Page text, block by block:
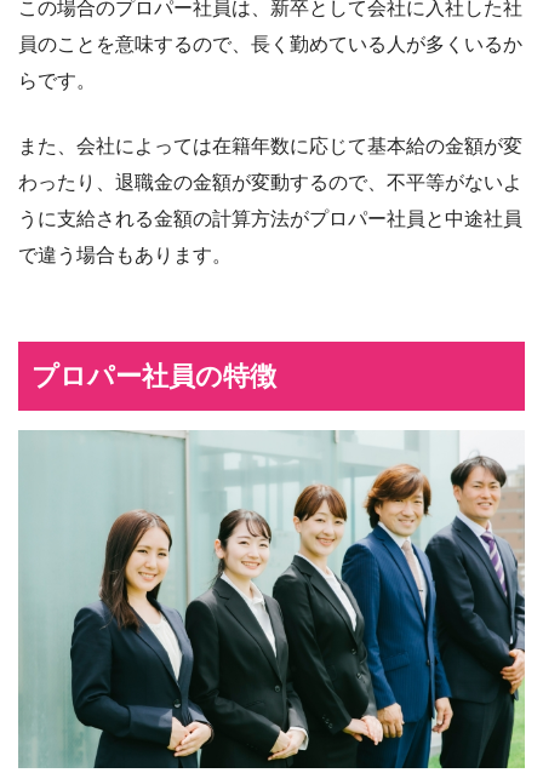
この場合のプロパー社員は、新卒として会社に入社した社
員のことを意味するので、長く勤めている人が多くいるか
らです。
また、会社によっては在籍年数に応じて基本給の金額が変
わったり、退職金の金額が変動するので、不平等がないよ
うに支給される金額の計算方法がプロパー社員と中途社員
で違う場合もあります。
プロパー社員の特徴